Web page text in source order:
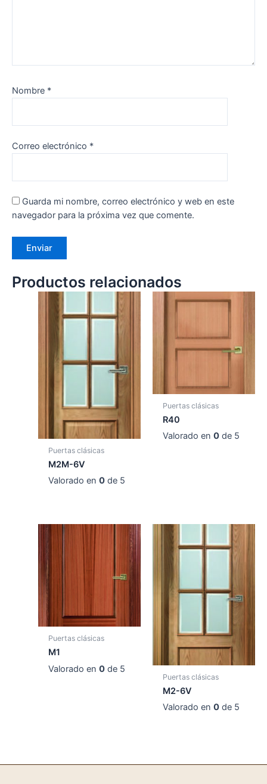
Nombre *
Correo electrónico *
Guarda mi nombre, correo electrónico y web en este
navegador para la próxima vez que comente.
Productos relacionados
Puertas clásicas
M2M-6V
Valorado en0 de 5
Puertas clásicas
R40
Valorado en0 de 5
Puertas clásicas
M1
Valorado en0 de 5
Puertas clásicas
M2-6V
Valorado en0 de 5